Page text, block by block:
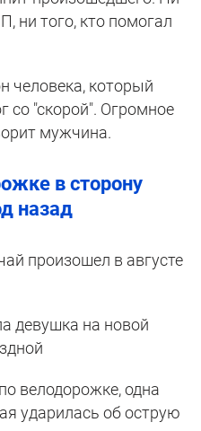
ни того, кто помогал
человека, который
со "скорой". Огромное
мужчина.
в сторону
назад
произошел в августе
велодорожке, одна
ударилась об острую